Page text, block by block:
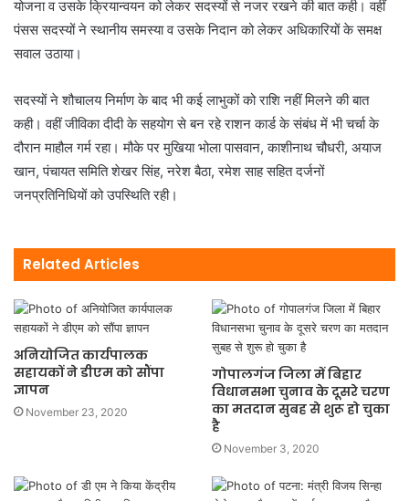
योजना व उसके क्रियान्वयन को लेकर सदस्यों से नजर रखने की बात कही। वहीं
पंसस सदस्यों ने स्थानीय समस्या व उसके निदान को लेकर अधिकारियों के समक्ष
सवाल उठाया।
सदस्यों ने शौचालय निर्माण के बाद भी कई लाभुकों को राशि नहीं मिलने की बात
कही। वहीं जीविका दीदी के सहयोग से बन रहे राशन कार्ड के संबंध में भी चर्चा के
दौरान माहौल गर्म रहा। मौके पर मुखिया भोला पासवान, काशीनाथ चौधरी, अयाज
खान, पंचायत समिति शेखर सिंह, नरेश बैठा, रमेश साह सहित दर्जनों
जनप्रतिनिधियों को उपस्थिति रही।
Related Articles
अनियोजित कार्यपालक
सहायकों ने डीएम को सौंपा
ज्ञापन
November 23, 2020
गोपालगंज जिला में बिहार
विधानसभा चुनाव के दूसरे चरण
का मतदान सुबह से शुरू हो चुका
है
November 3, 2020